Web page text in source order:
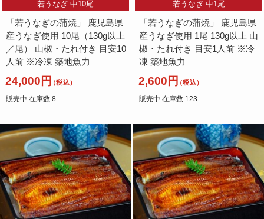
若うなぎ 中10尾
「若うなぎの蒲焼」 鹿児島県
産うなぎ使用 10尾（130g以上
／尾） 山椒・たれ付き 目安10
人前 ※冷凍 築地魚力
24,000円（税込）
販売中 在庫数 8
若うなぎ 中1尾
「若うなぎの蒲焼」 鹿児島県
産うなぎ使用 1尾 130g以上 山
椒・たれ付き 目安1人前 ※冷
凍 築地魚力
2,600円（税込）
販売中 在庫数 123